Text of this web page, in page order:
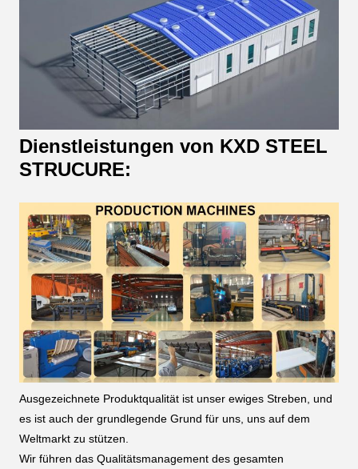
Dienstleistungen von KXD STEEL
STRUCURE:
Ausgezeichnete Produktqualität ist unser ewiges Streben, und
es ist auch der grundlegende Grund für uns, uns auf dem
Weltmarkt zu stützen.
Wir führen das Qualitätsmanagement des gesamten